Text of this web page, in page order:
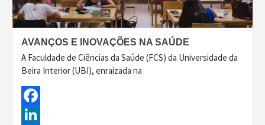
AVANÇOS E INOVAÇÕES NA SAÚDE
A Faculdade de Ciências da Saúde (FCS) da Universidade da
Beira Interior (UBI), enraizada na
Facebook